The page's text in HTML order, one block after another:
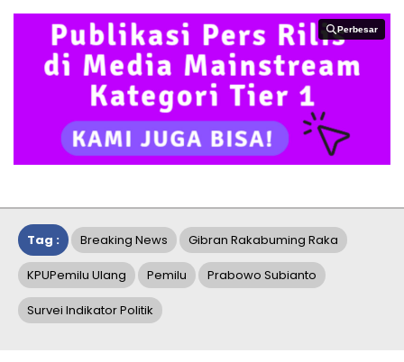
Perbesar
Perbesar
Tag : Breaking News Gibran Rakabuming Raka
KPUPemilu Ulang Pemilu Prabowo Subianto
Survei Indikator Politik